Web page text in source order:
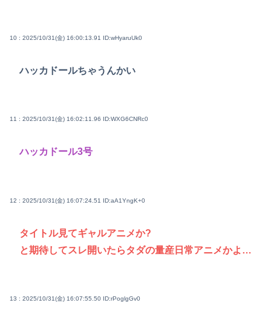
10 : 2025/10/31(金) 16:00:13.91 ID:wHyaruUk0
ハッカドールちゃうんかい
11 : 2025/10/31(金) 16:02:11.96 ID:WXG6CNRc0
ハッカドール3号
12 : 2025/10/31(金) 16:07:24.51 ID:aA1YngK+0
タイトル見てギャルアニメか?
と期待してスレ開いたらタダの量産日常アニメかよ…
13 : 2025/10/31(金) 16:07:55.50 ID:rPoglgGv0